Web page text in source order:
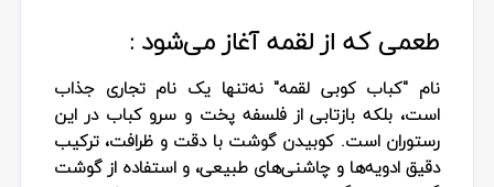
طعمی که از لقمه آغاز می‌شود :
نام "کباب کوبی لقمه" نه‌تنها یک نام تجاری جذاب
است، بلکه بازتابی از فلسفه پخت و سرو کباب در این
رستوران است. کوبیدن گوشت با دقت و ظرافت، ترکیب
دقیق ادویه‌ها و چاشنی‌های طبیعی، و استفاده از گوشت